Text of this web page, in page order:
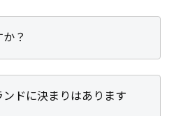
？
ドに決まりはあります